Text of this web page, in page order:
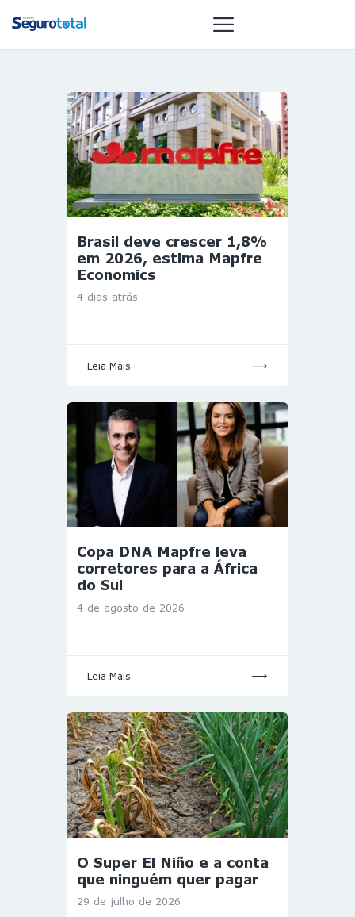
NOTÍCIAS
REVISTA
ESPECIAIS
OURO
MULHERES
GESTORAS
HOMEST
Brasil deve crescer 1,8%
em 2026, estima Mapfre
Economics
4 dias atrás
Leia Mais
Copa DNA Mapfre leva
corretores para a África
do Sul
4 de agosto de 2026
Leia Mais
O Super El Niño e a conta
que ninguém quer pagar
29 de julho de 2026